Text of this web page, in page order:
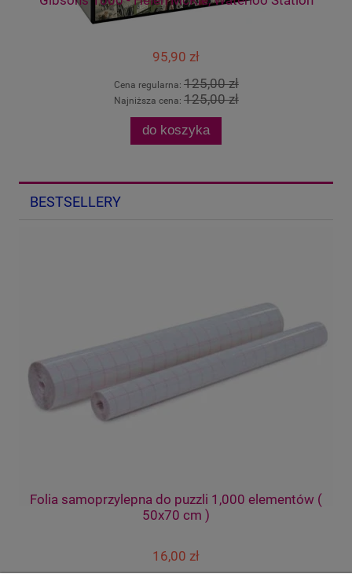
95,90 zł
Cena regularna: 125,00 zł
Najniższa cena: 125,00 zł
do koszyka
BESTSELLERY
Folia samoprzylepna do puzzli 1,000 elementów (
50x70 cm )
16,00 zł